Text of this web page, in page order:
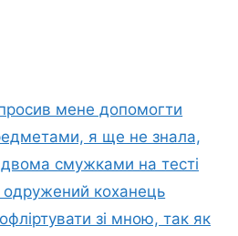
мене допомогти
я ще не знала,
смужками на тесті
одружений коханець
зі мною, так як